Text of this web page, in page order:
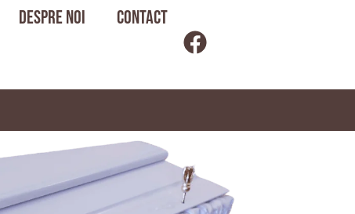
Despre noi Contact